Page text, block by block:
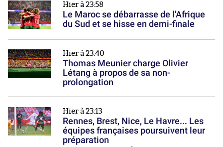
Hier à 23:58
Le Maroc se débarrasse de l'Afrique
du Sud et se hisse en demi-finale
Hier à 23:40
Thomas Meunier charge Olivier
Létang à propos de sa non-
prolongation
Hier à 23:13
Rennes, Brest, Nice, Le Havre... Les
équipes françaises poursuivent leur
préparation